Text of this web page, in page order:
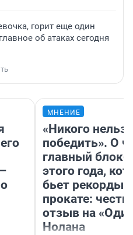
горит еще один
об атаках сегодня
МНЕНИЕ
«Никого нельзя
победить». О
главный
этого года,
бьет рекорды в
прокате:
отзыв на
Нолана